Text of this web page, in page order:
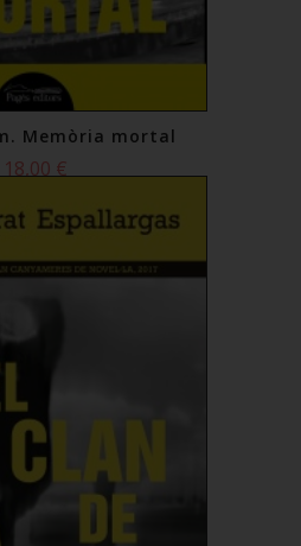
Memòria mortal
18,00 €
Comprar